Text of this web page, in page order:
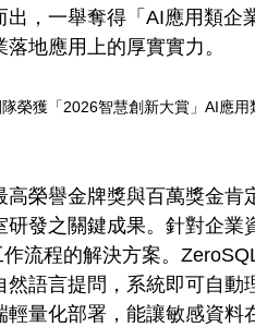
出，一舉奪得「AI應用類
地應用上的厚實實力。
榮獲「2026智慧創新大賞」AI應
高榮譽金牌獎與百萬獎金
研發之關鍵成果。針對企
作流程的解決方案。
然語言提問，系統即可自
輕量化部署，能讓敏感資